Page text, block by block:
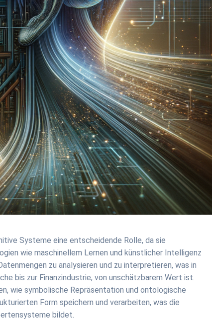
Systeme eine entscheidende Rolle, da sie
wie maschinellem Lernen und künstlicher Intelligenz
zu analysieren und zu interpretieren, was in
bis zur Finanzindustrie, von unschätzbarem Wert ist.
wie symbolische Repräsentation und ontologische
Form speichern und verarbeiten, was die
bildet.